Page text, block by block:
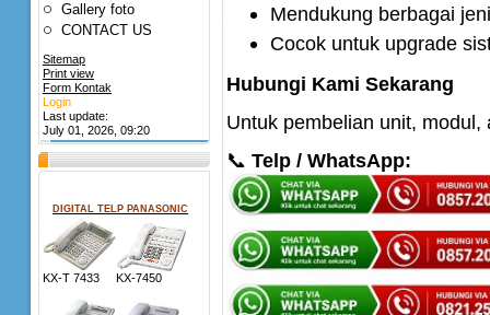
Gallery foto
CONTACT US
Sitemap
Print view
Form Kontak
Login
Last update:
July 01, 2026, 09:20
DIGITAL TELP PANASONIC
KX-T 7433 KX-7450
Mendukung berbagai
Cocok untuk upgrade
Hubungi Kami Sekarang
Untuk pembelian unit,
📞 Telp / WhatsApp: